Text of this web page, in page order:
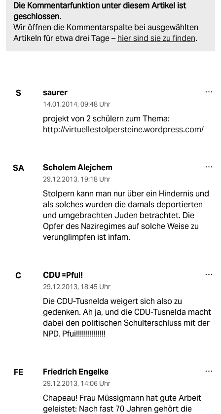
Die Kommentarfunktion unter diesem Artikel ist
geschlossen.
Wir öffnen die Kommentarspalte bei ausgewählten
Artikeln für etwa drei Tage – hier sind sie zu finden.
S saurer
14.01.2014, 09:48 Uhr
projekt von 2 schülern zum Thema:
http://virtuellestolpersteine.wordpress.com/
SA Scholem Alejchem
29.12.2013, 19:18 Uhr
Stolpern kann man nur über ein Hindernis und
als solches wurden die damals deportierten
und umgebrachten Juden betrachtet. Die
Opfer des Naziregimes auf solche Weise zu
verunglimpfen ist infam.
C CDU =Pfui!
29.12.2013, 18:45 Uhr
Die CDU-Tusnelda weigert sich also zu
gedenken. Ah ja, und die CDU-Tusnelda macht
dabei den politischen Schulterschluss mit der
NPD. Pfui!!!!!!!!!!!!!!!
FE Friedrich Engelke
29.12.2013, 14:06 Uhr
Chapeau! Frau Müssigmann hat gute Arbeit
geleistet: Nach fast 70 Jahren gehört die